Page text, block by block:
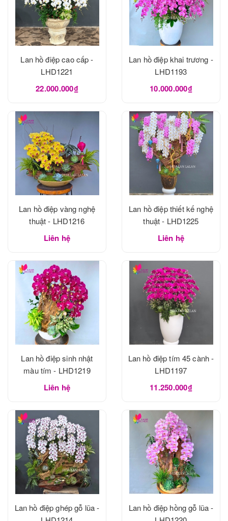
Lan hồ điệp cao cấp -
LHD1221
22.000.000₫
Lan hồ điệp khai trương -
LHD1193
10.000.000₫
Lan hồ điệp vàng nghệ
thuật - LHD1216
Liên hệ
Lan hồ điệp thiết kế nghệ
thuật - LHD1225
Liên hệ
Lan hồ điệp sinh nhật
màu tím - LHD1219
Liên hệ
Lan hồ điệp tím 45 cành -
LHD1197
11.250.000₫
Lan hồ điệp ghép gỗ lũa -
Lan hồ điệp hồng gỗ lũa -